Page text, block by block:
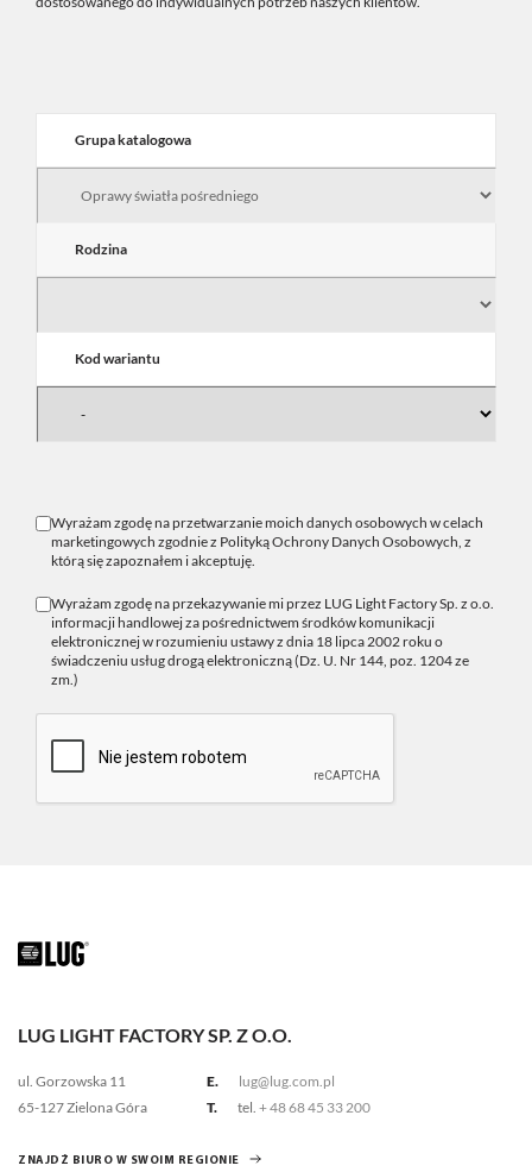
Grupa katalogowa
Rodzina
Kod wariantu
Wyrażam zgodę na przetwarzanie moich danych osobowych w celach
marketingowych zgodnie z Polityką Ochrony Danych Osobowych, z
którą się zapoznałem i akceptuję.
Wyrażam zgodę na przekazywanie mi przez LUG Light Factory Sp. z o.o.
informacji handlowej za pośrednictwem środków komunikacji
elektronicznej w rozumieniu ustawy z dnia 18 lipca 2002 roku o
świadczeniu usług drogą elektroniczną (Dz. U. Nr 144, poz. 1204 ze
zm.)
LUG LIGHT FACTORY SP. Z O.O.
ul. Gorzowska 11
65-127 Zielona Góra
E.
lug@lug.com.pl
T.
tel. + 48 68 45 33 200
ZNAJDŹ BIURO W SWOIM REGIONIE